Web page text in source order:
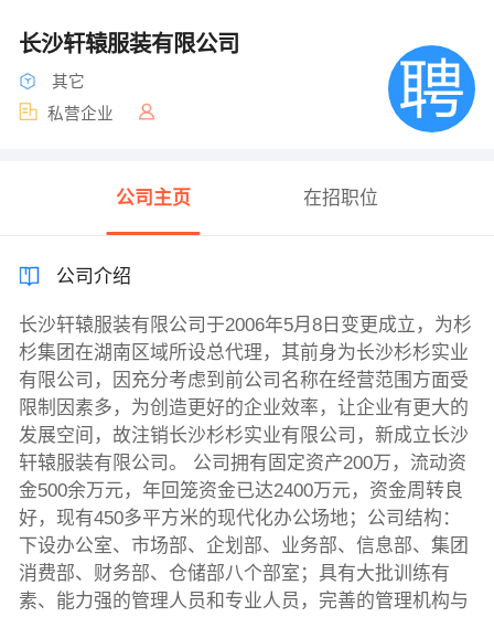
长沙轩辕服装有限公司
其它
私营企业
公司主页 在招职位
公司介绍
长沙轩辕服装有限公司于2006年5月8日变更成立，为杉
杉集团在湖南区域所设总代理，其前身为长沙杉杉实业
有限公司，因充分考虑到前公司名称在经营范围方面受
限制因素多，为创造更好的企业效率，让企业有更大的
发展空间，故注销长沙杉杉实业有限公司，新成立长沙
轩辕服装有限公司。 公司拥有固定资产200万，流动资
金500余万元，年回笼资金已达2400万元，资金周转良
好，现有450多平方米的现代化办公场地；公司结构：
下设办公室、市场部、企划部、业务部、信息部、集团
消费部、财务部、仓储部八个部室；具有大批训练有
素、能力强的管理人员和专业人员，完善的管理机构与